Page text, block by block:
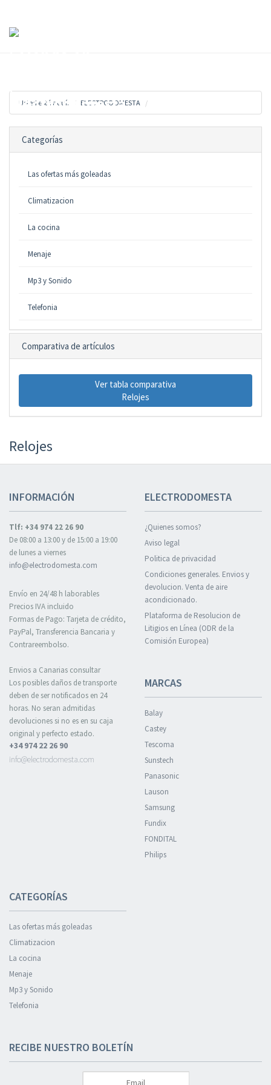
Usted está aquí: ELECTRODOMESTA
Categorías
Las ofertas más goleadas
Climatizacion
La cocina
Menaje
Mp3 y Sonido
Telefonia
Comparativa de artículos
Ver tabla comparativa
Relojes
Relojes
INFORMACIÓN
Tlf: +34 974 22 26 90
De 08:00 a 13:00 y de 15:00 a 19:00
de lunes a viernes
info@electrodomesta.com
Envío en 24/48 h laborables
Precios IVA incluido
Formas de Pago: Tarjeta de crédito,
PayPal, Transferencia Bancaria y
Contrareembolso.
Envios a Canarias consultar
Los posibles daños de transporte
deben de ser notificados en 24
horas. No seran admitidas
devoluciones si no es en su caja
original y perfecto estado.
+34 974 22 26 90
info@electrodomesta.com
ELECTRODOMESTA
¿Quienes somos?
Aviso legal
Politica de privacidad
Condiciones generales. Envios y
devolucion. Venta de aire
acondicionado.
Plataforma de Resolucion de
Litigios en Línea (ODR de la
Comisión Europea)
MARCAS
Balay
Castey
Tescoma
Sunstech
Panasonic
Lauson
Samsung
Fundix
FONDITAL
Philips
CATEGORÍAS
Las ofertas más goleadas
Climatizacion
La cocina
Menaje
Mp3 y Sonido
Telefonia
RECIBE NUESTRO BOLETÍN